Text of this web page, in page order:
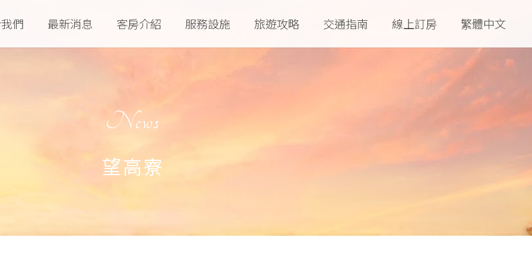
們 最新消息 客房介紹 服務設施 旅遊攻略 交通指南 線上訂房 繁體中文
News
望高寮